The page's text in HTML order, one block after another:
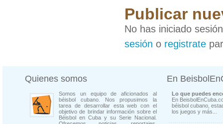
Publicar
No has iniciado
sesión o registrate
Quienes somos
Somos un equipo de aficionados al
béisbol cubano. Nos propusimos la
tarea de desarrollar esta web con el
objetivo de brindar información sobre el
Béisbol en Cuba y su Serie Nacional.
En
Lo que puedes
En
béisbol cubano,
los juegos y más...